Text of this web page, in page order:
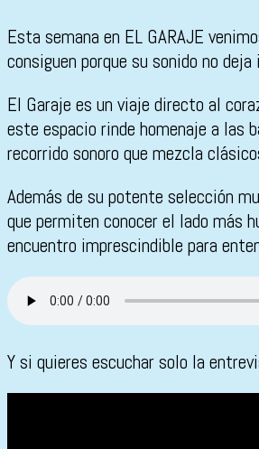
Esta semana en EL GARAJE
consiguen porque su sonido no
El Garaje es un viaje directo al
este espacio rinde homenaje a las
recorrido sonoro que mezcla
Además de su potente selección
que permiten conocer el lado más
encuentro imprescindible para
Y si quieres escuchar solo la